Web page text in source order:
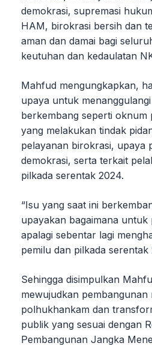
demokrasi, supremasi
HAM, birokrasi bersih dan
aman dan damai bagi
keutuhan dan kedaulatan
Mahfud mengungkapkan,
upaya untuk
berkembang seperti oknum
yang melakukan tindak
pelayanan birokrasi, upaya
demokrasi, serta terkait
pilkada serentak 2024.
“Isu yang saat ini
upayakan bagaimana untuk
apalagi sebentar lagi
pemilu dan pilkada serentak
Sehingga disimpulkan
mewujudkan pembangunan
polhukhankam dan
publik yang sesuai dengan
Pembangunan Jangka